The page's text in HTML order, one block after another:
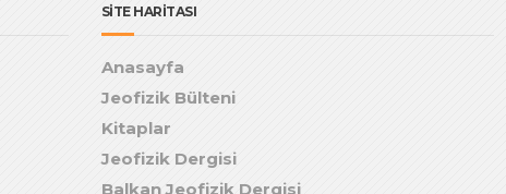
SİTE HARİTASI
Anasayfa
Jeofizik Bülteni
Kitaplar
Jeofizik Dergisi
Balkan Jeofizik Dergisi